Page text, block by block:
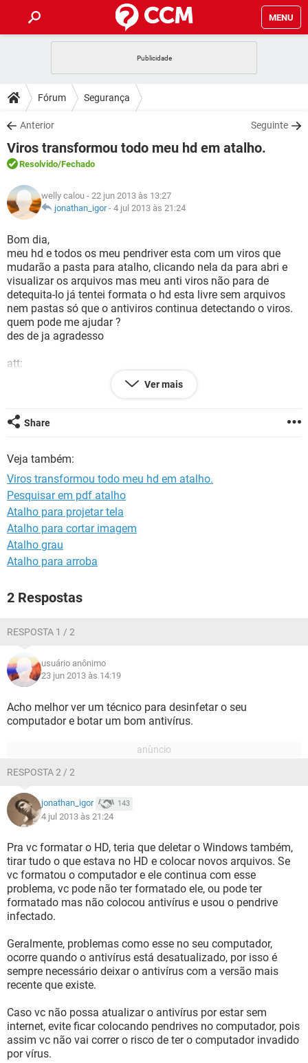
MENU
CELULAR
OUTLOOK
INSTAGRAM GMAIL
GUIA DE COMPRAS
DICAS
JOGOS
OUTLOOK
INSTAGRAM
GUIA DE COMPRAS
DOWNLOADS
JOGOS WHATSAPP
CELULAR
OUTLOOK EXCEL
INSTAGRAM
GUIA DE COMPRAS
FÓRUM
JOGOS
CELULAR FACEBOOK
INSTAGRAM GMAIL
GUIA DE COMPRAS
GLOSSÁRIO
JOGOS
CELULAR
OUTLOOK EXCEL
INSTAGRAM GMAIL
GUIA DE COMPRAS
Fórum Segurança
Anterior Seguinte
Viros transformou todo meu hd em atalho.
Resolvido/Fechado
welly calou - 22 jun 2013 às 13:27
jonathan_igor- 4 jul 2013 às 21:24
Bom dia,
meu hd e todos os meu pendriver esta com um viros que
mudarão a pasta para atalho, clicando nela da para abri e
visualizar os arquivos mas meu anti viros não para de
detequita-lo já tentei formata o hd esta livre sem arquivos
nem pastas só que o antiviros continua detectando o viros.
quem pode me ajudar ?
des de ja agradesso
att:
Ver mais
Share
Veja também:
Viros transformou todo meu hd em atalho.
Pesquisar em pdf atalho
Atalho para projetar tela
Atalho para cortar imagem
Atalho grau
Atalho para arroba
2 Respostas
RESPOSTA 1 / 2
usuário anônimo
23 jun 2013 às 14:19
Acho melhor ver um técnico para desinfetar o seu
computador e botar um bom antivírus.
RESPOSTA 2 / 2
jonathan_igor 143
4 jul 2013 às 21:24
Pra vc formatar o HD, teria que deletar o Windows também,
tirar tudo o que estava no HD e colocar novos arquivos. Se
vc formatou o computador e ele continua com esse
problema, vc pode não ter formatado ele, ou pode ter
formatado mas não colocou antivírus e usou o pendrive
infectado.
Geralmente, problemas como esse no seu computador,
ocorre quando o antivírus está desatualizado, por isso é
sempre necessário deixar o antivírus com a versão mais
recente que existe.
Caso vc não possa atualizar o antivírus por estar sem
internet, evite ficar colocando pendrives no computador, pois
assim vc não vai correr o risco de ter o computador invadido
por vírus.